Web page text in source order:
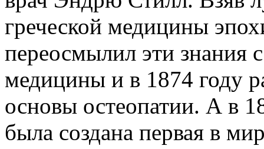
греческой медицины
переосмылил эти знания
медицины и в 1874 году
основы остеопатии. А в
была создана первая в